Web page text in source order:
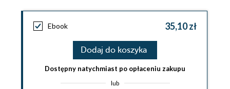
Ebook 35,10 zł
Dodaj do koszyka
Dostępny natychmiast po opłaceniu zakupu
lub